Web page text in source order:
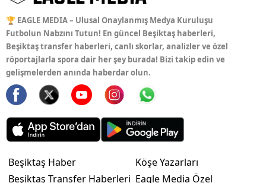
🏆 EAGLE MEDIA – Ulusal Onaylanmış Medya Kuruluşu
Futbolun Nabzını Tutun! En güncel Beşiktaş haberleri,
Beşiktaş transfer haberleri, canlı skorlar, analizler ve özel
röportajlarla spora dair her şey burada! Bizi takip edin ve
gelişmelerden anında haberdar olun.
Beşiktaş Haber
Beşiktaş Transfer Haberleri
Köşe Yazarları
Eagle Media Özel